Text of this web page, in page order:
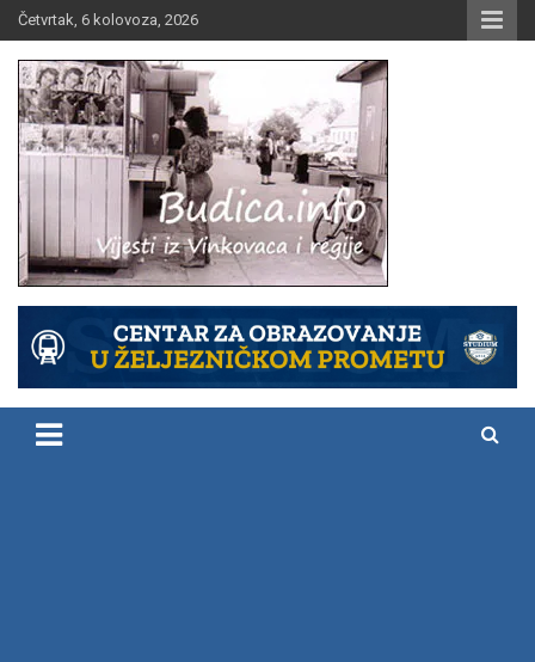
Skip
to
content
Četvrtak, 6 kolovoza, 2026
Budica.info